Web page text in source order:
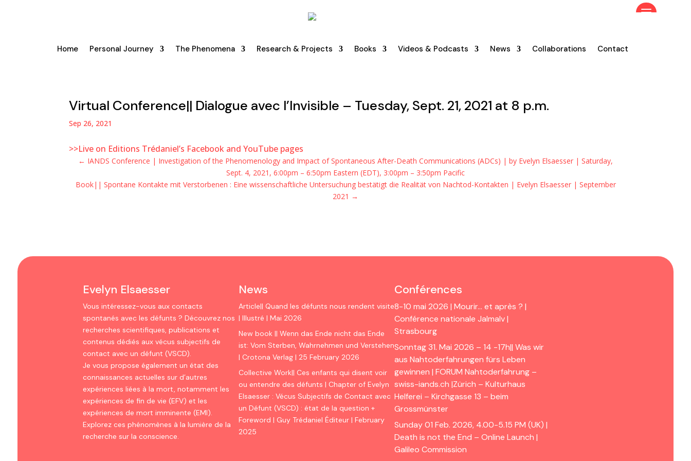
Home Personal Journey The Phenomena Research & Projects Books Videos & Podcasts News Collaborations Contact
Virtual Conference|| Dialogue avec l’Invisible – Tuesday, Sept. 21, 2021 at 8 p.m.
Sep 26, 2021
>>Live on Editions Trédaniel’s Facebook and YouTube pages
← IANDS Conference | Investigation of the Phenomenology and Impact of Spontaneous After-Death Communications (ADCs) | by Evelyn Elsaesser | Saturday,
Sept. 4, 2021, 6:00pm – 6:50pm Eastern (EDT), 3:00pm – 3:50pm Pacific
Book|| Spontane Kontakte mit Verstorbenen : Eine wissenschaftliche Untersuchung bestätigt die Realität von Nachtod-Kontakten | Evelyn Elsaesser | September
2021 →
Evelyn Elsaesser
Vous intéressez-vous aux contacts
spontanés avec les défunts ? Découvrez nos
recherches scientifiques, publications et
contenus dédiés aux vécus subjectifs de
contact avec un défunt (VSCD).
Je vous propose également un état des
connaissances actuelles sur d’autres
expériences liées à la mort, notamment les
expériences de fin de vie (EFV) et les
expériences de mort imminente (EMI).
Explorez ces phénomènes à la lumière de la
recherche sur la conscience.
News
Article|| Quand les défunts nous rendent visite
| Illustré | Mai 2026
New book || Wenn das Ende nicht das Ende
ist: Vom Sterben, Wahrnehmen und Verstehen
| Crotona Verlag | 25 February 2026
Collective Work|| Ces enfants qui disent voir
ou entendre des défunts | Chapter of Evelyn
Elsaesser : Vécus Subjectifs de Contact avec
un Défunt (VSCD) : état de la question +
Foreword | Guy Trédaniel Éditeur | February
2025
Conférences
8-10 mai 2026 | Mourir… et après ? |
Conférence nationale Jalmalv |
Strasbourg
Sonntag 31. Mai 2026 – 14 -17h|| Was wir
aus Nahtoderfahrungen fürs Leben
gewinnen | FORUM Nahtoderfahrung –
swiss-iands.ch |Zürich – Kulturhaus
Helferei – Kirchgasse 13 – beim
Grossmünster
Sunday 01 Feb. 2026, 4.00-5.15 PM (UK) |
Death is not the End – Online Launch |
Galileo Commission